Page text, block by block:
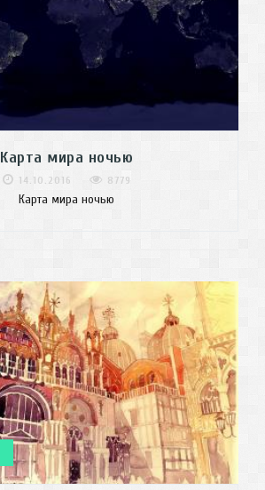
Карта мира ночью
14.10.2016 8779
Карта мира ночью